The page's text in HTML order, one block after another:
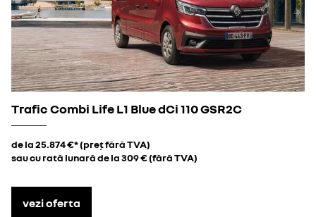
Trafic Combi Life L1 Blue dCi 110 GSR2C
de la 25.874 €* (preț fără TVA)
sau cu rată lunară de la 309 € (fără TVA)
vezi oferta